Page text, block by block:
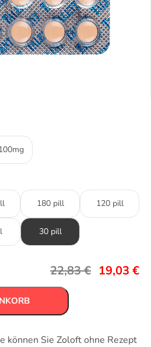
180 pill 120 pill
30 pill
22,83€ 19,03 €
können Sie Zoloft ohne Rezept